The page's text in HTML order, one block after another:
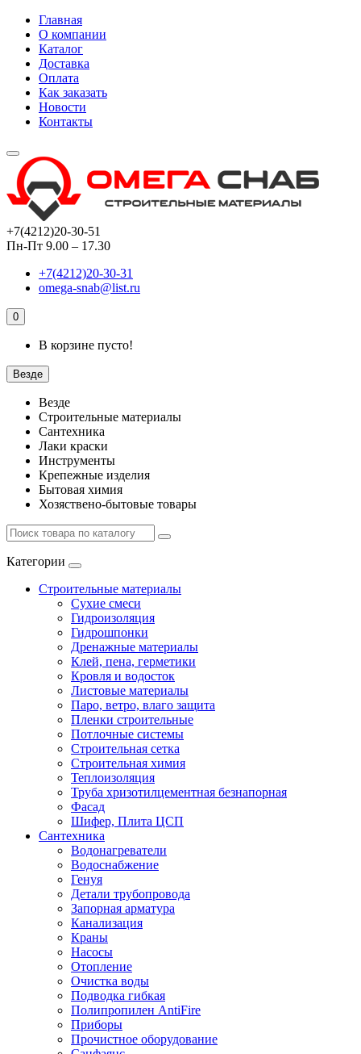
Главная
О компании
Каталог
Доставка
Оплата
Как заказать
Новости
Контакты
+7(4212)20-30-51
Пн-Пт 9.00 – 17.30
+7(4212)20-30-31
omega-snab@list.ru
0
В корзине пусто!
Везде
Везде
Строительные материалы
Сантехника
Лаки краски
Инструменты
Крепежные изделия
Бытовая химия
Хозяствено-бытовые товары
Категории
Строительные материалы
Сухие смеси
Гидроизоляция
Гидрошпонки
Дренажные материалы
Клей, пена, герметики
Кровля и водосток
Листовые материалы
Паро, ветро, влаго защита
Пленки строительные
Потлочные системы
Строительная сетка
Строительная химия
Теплоизоляция
Труба хризотилцементная безнапорная
Фасад
Шифер, Плита ЦСП
Сантехника
Водонагреватели
Водоснабжение
Генуя
Детали трубопровода
Запорная арматура
Канализация
Краны
Насосы
Отопление
Очистка воды
Подводка гибкая
Полипропилен AntiFire
Приборы
Прочистное оборудование